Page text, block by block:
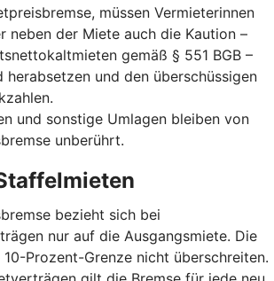
müssen Vermieterinnen
neben der Miete auch die Kaution –
gemäß § 551 BGB –
herabsetzen und den überschüssigen
und sonstige Umlagen bleiben von
unberührt.
bezieht sich bei
nur auf die Ausgangsmiete. Die
Prozent-Grenze nicht überschreiten.